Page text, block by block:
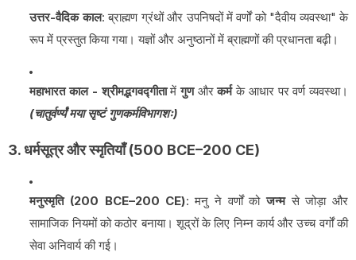
उत्तर-वैदिक काल: ब्राह्मण ग्रंथों और उपनिषदों में वर्णों को "दैवीय व्यवस्था" के
रूप में प्रस्तुत किया गया। यज्ञों और अनुष्ठानों में ब्राह्मणों की प्रधानता बढ़ी।
महाभारत काल - श्रीमद्भगवद्गीतामेंगुणऔरकर्मके आधार पर वर्ण व्यवस्था।
(चातुर्वर्ण्यं मया सृष्टं गुणकर्मविभागशः)
3. धर्मसूत्र और स्मृतियाँ (500 BCE–200 CE)
मनुस्मृति (200 BCE–200 CE): मनु ने वर्णों कोजन्मसे जोड़ा और
सामाजिक नियमों को कठोर बनाया। शूद्रों के लिए निम्न कार्य और उच्च वर्गों की
सेवा अनिवार्य की गई।